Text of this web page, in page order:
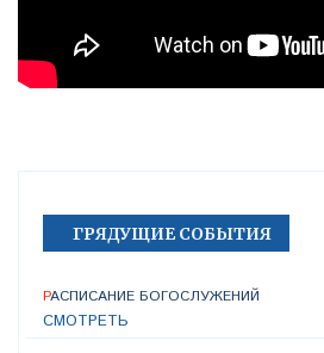
ГРЯДУЩИЕ СОБЫТИЯ
РАСПИСАНИЕ БОГОСЛУЖЕНИЙ
СМОТРЕТЬ